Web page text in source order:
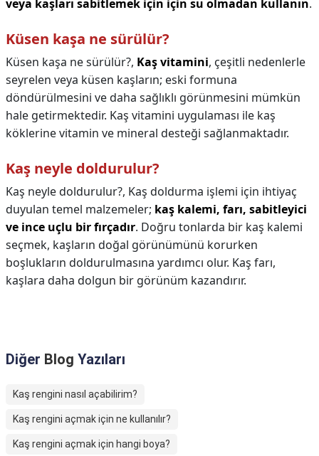
veya kaşları sabitlemek için için su olmadan kullanın.
Küsen kaşa ne sürülür?
Küsen kaşa ne sürülür?, Kaş vitamini, çeşitli nedenlerle
seyrelen veya küsen kaşların; eski formuna
döndürülmesini ve daha sağlıklı görünmesini mümkün
hale getirmektedir. Kaş vitamini uygulaması ile kaş
köklerine vitamin ve mineral desteği sağlanmaktadır.
Kaş neyle doldurulur?
Kaş neyle doldurulur?, Kaş doldurma işlemi için ihtiyaç
duyulan temel malzemeler; kaş kalemi, farı, sabitleyici
ve ince uçlu bir fırçadır. Doğru tonlarda bir kaş kalemi
seçmek, kaşların doğal görünümünü korurken
boşlukların doldurulmasına yardımcı olur. Kaş farı,
kaşlara daha dolgun bir görünüm kazandırır.
Diğer Blog Yazıları
Kaş rengini nasıl açabilirim?
Kaş rengini açmak için ne kullanılır?
Kaş rengini açmak için hangi boya?